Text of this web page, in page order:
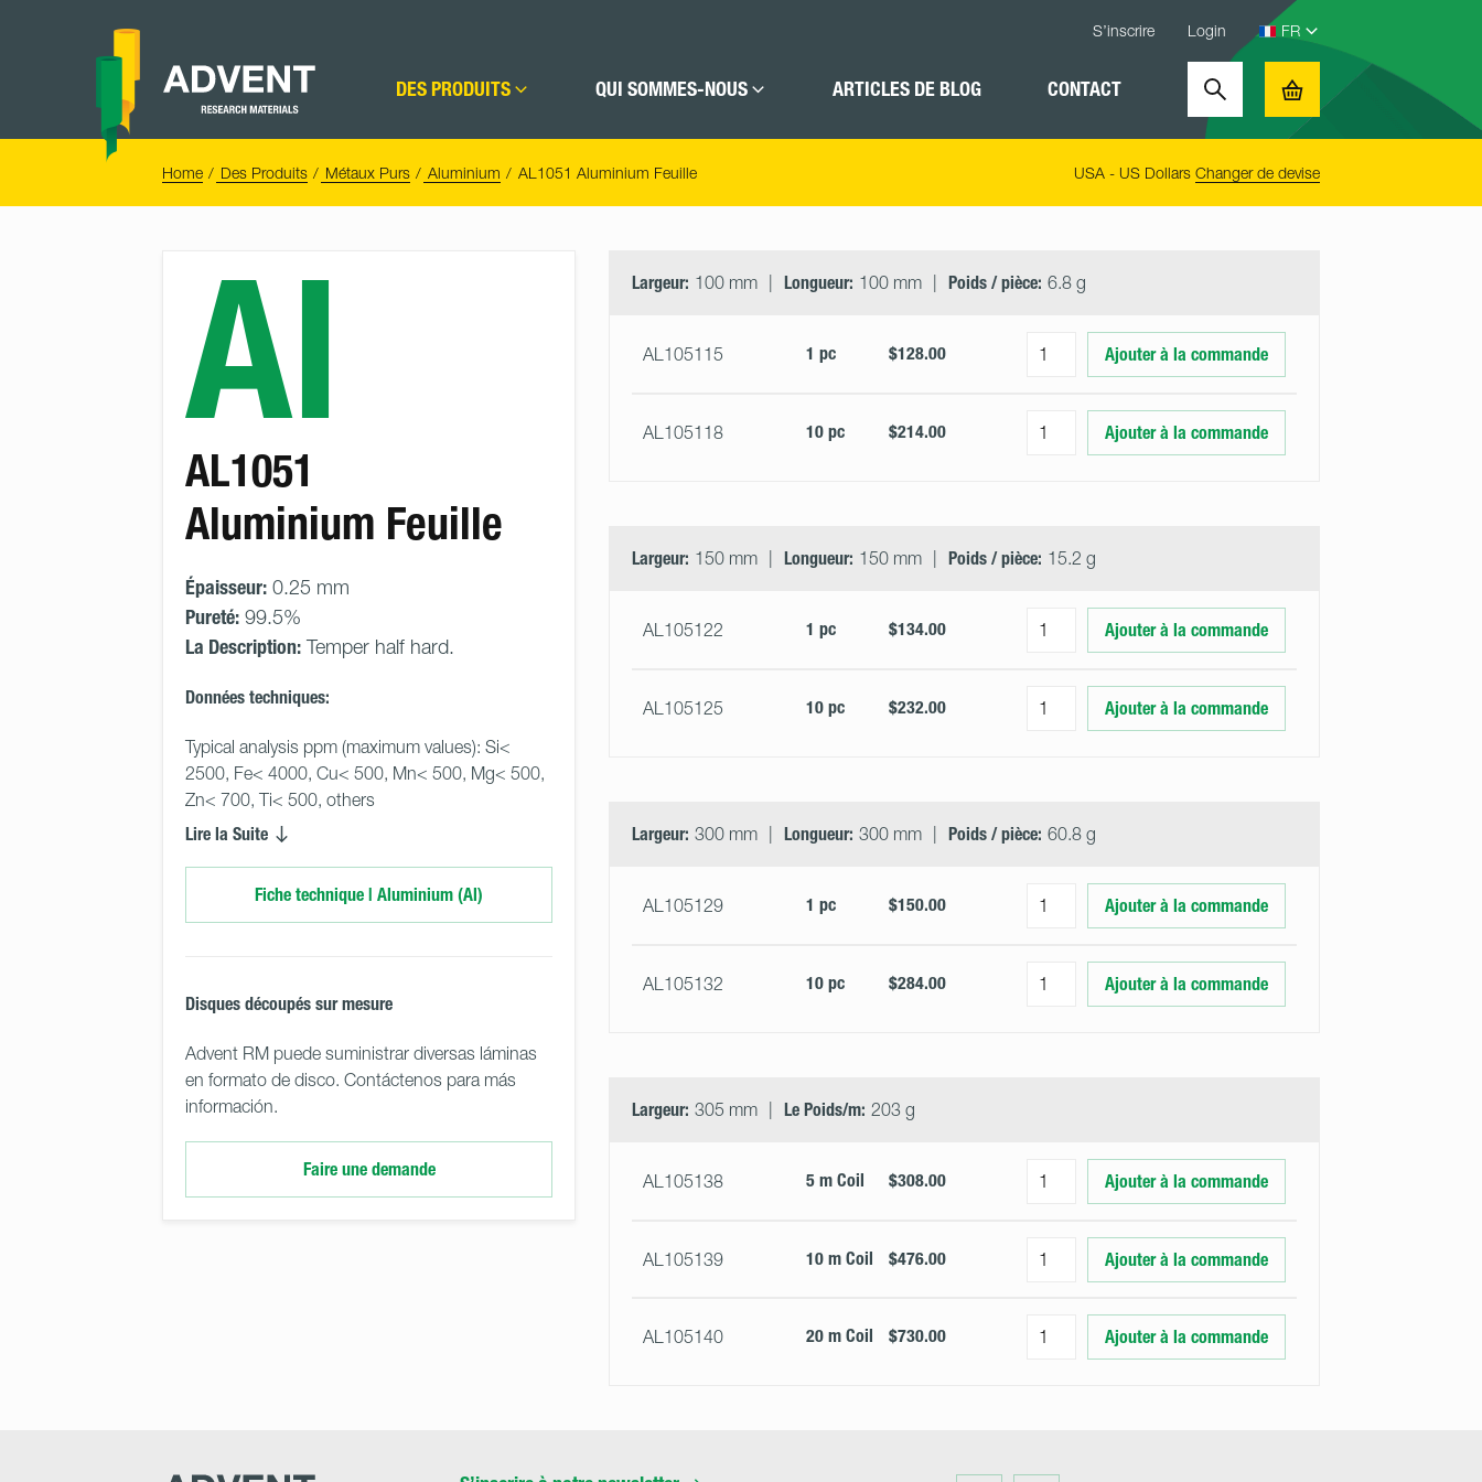
S’inscrire Login
DES PRODUITS QUI SOMMES-NOUS ARTICLES DE BLOG CONTACT Search Basket
Home Des Produits Métaux Purs Aluminium AL1051 Aluminium Feuille USA - US Dollars Changer de devise
Al
AL1051
Aluminium Feuille
Épaisseur: 0.25 mm
Pureté: 99.5%
La Description: Temper half hard.
Données techniques:
Typical analysis ppm (maximum values): Si<
2500, Fe< 4000, Cu< 500, Mn< 500, Mg< 500,
Zn< 700, Ti< 500, others
Lire la Suite
Fiche technique | Aluminium (Al)
Disques découpés sur mesure
Advent RM puede suministrar diversas láminas
en formato de disco. Contáctenos para más
información.
Faire une demande
QuantityLargeur: 100 mm Longueur: 100 mm Poids / pièce: 6.8 g
AL105115 1 pc $128.00 Ajouter à la commande
AL105118 10 pc $214.00 Ajouter à la commande
Largeur: 150 mm Longueur: 150 mm Poids / pièce: 15.2 g
AL105122 1 pc $134.00 Ajouter à la commande
AL105125 10 pc $232.00 Ajouter à la commande
Largeur: 300 mm Longueur: 300 mm Poids / pièce: 60.8 g
AL105129 1 pc $150.00 Ajouter à la commande
AL105132 10 pc $284.00 Ajouter à la commande
Largeur: 305 mm Le Poids/m: 203 g
AL105138 5 m Coil $308.00 Ajouter à la commande
AL105139 10 m Coil $476.00 Ajouter à la commande
AL105140 20 m Coil $730.00 Ajouter à la commande